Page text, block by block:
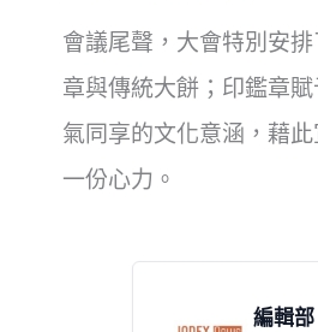
會議尾聲，大會特別安
章與傳統大餅；印鑑章賦
氣同享的文化意涵，藉
一份心力。
編輯部